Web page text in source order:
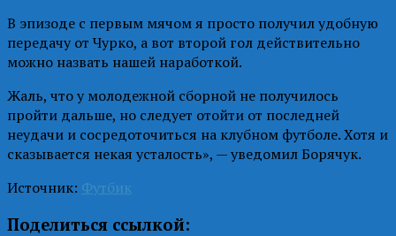
В эпизоде с первым мячом я просто получил удобную
передачу от Чурко, а вот второй гол действительно
можно назвать нашей наработкой.
Жаль, что у молодежной сборной не получилось
пройти дальше, но следует отойти от последней
неудачи и сосредоточиться на клубном футболе. Хотя и
сказывается некая усталость», — уведомил Борячук.
Источник: Футбик
Поделиться ссылкой: